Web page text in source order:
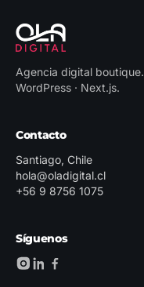
Agencia digital boutique.
WordPress · Next.js.
Contacto
Santiago, Chile
hola@oladigital.cl
+56 9 8756 1075
Síguenos